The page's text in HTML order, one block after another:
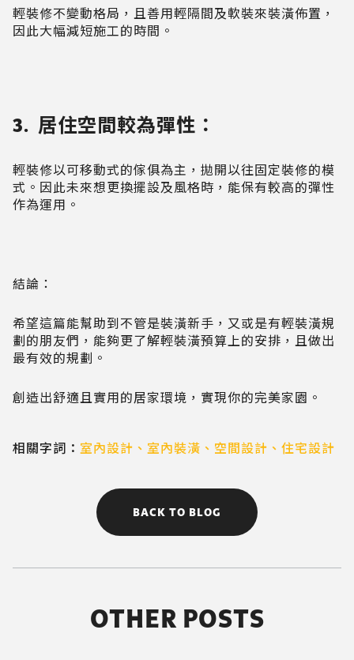
輕裝修不變動格局，且善用輕隔間及軟裝來裝潢佈置，
因此大幅減短施工的時間。
3. 居住空間較為彈性：
輕裝修以可移動式的傢俱為主，拋開以往固定裝修的模
式。因此未來想更換擺設及風格時，能保有較高的彈性
作為運用。
結論：
希望這篇能幫助到不管是裝潢新手，又或是有輕裝潢規
劃的朋友們，能夠更了解輕裝潢預算上的安排，且做出
最有效的規劃。
創造出舒適且實用的居家環境，實現你的完美家園。
相關字詞： 室內設計 、 室內裝潢 、 空間設計 、 住宅設計
BACK TO BLOG
OTHER POSTS